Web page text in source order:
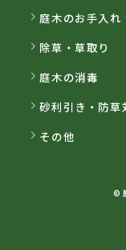
庭木のお手入れ
除草・草取り
庭木の消毒
砂利引き・防草
その他
©